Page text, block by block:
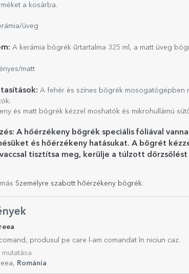
a kosárba.
üveg
A kerámia bögrék űrtartalma 325 ml, a matt üveg
matt
A fehér és színes bögrék mosogatógépben
és matt bögrék kézzel moshatók és mikrohullámú
A hőérzékeny bögrék speciális fóliával
és hőérzékeny hatásukat. A bögrét
tisztítsa meg, kerülje a túlzott
Személyre szabott hőérzékeny bögrék.
produsul pe care l-am comandat în niciun caz.
mutatása
Románia